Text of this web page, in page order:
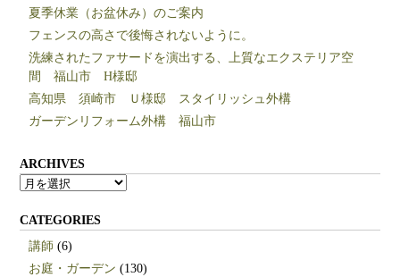
夏季休業（お盆休み）のご案内
フェンスの高さで後悔されないように。
洗練されたファサードを演出する、上質なエクステリア空
間 福山市 H様邸
高知県 須崎市 Ｕ様邸 スタイリッシュ外構
ガーデンリフォーム外構 福山市
ARCHIVES
ARCHIVES
CATEGORIES
講師 (6)
お庭・ガーデン (130)